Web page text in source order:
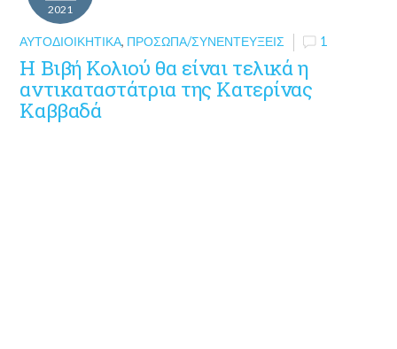
2021
ΑΥΤΟΔΙΟΙΚΗΤΙΚΆ, ΠΡΌΣΩΠΑ/ΣΥΝΕΝΤΕΎΞΕΙΣ 1
Η Βιβή Κολιού θα είναι τελικά η
αντικαταστάτρια της Κατερίνας
Καββαδά